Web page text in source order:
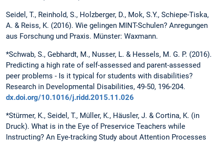
Seidel, T., Reinhold, S., Holzberger, D., Mok, S.Y., Schiepe-Tiska,
A. & Reiss, K. (2016). Wie gelingen MINT-Schulen? Anregungen
aus Forschung und Praxis. Münster: Waxmann.
*Schwab, S., Gebhardt, M., Nusser, L. & Hessels, M. G. P. (2016).
Predicting a high rate of self-assessed and parent-assessed
peer problems - Is it typical for students with disabilities?
Research in Developmental Disabilities, 49-50, 196-204.
dx.doi.org/10.1016/j.ridd.2015.11.026
*Stürmer, K., Seidel, T., Müller, K., Häusler, J. & Cortina, K. (in
Druck). What is in the Eye of Preservice Teachers while
Instructing? An Eye-tracking Study about Attention Processes